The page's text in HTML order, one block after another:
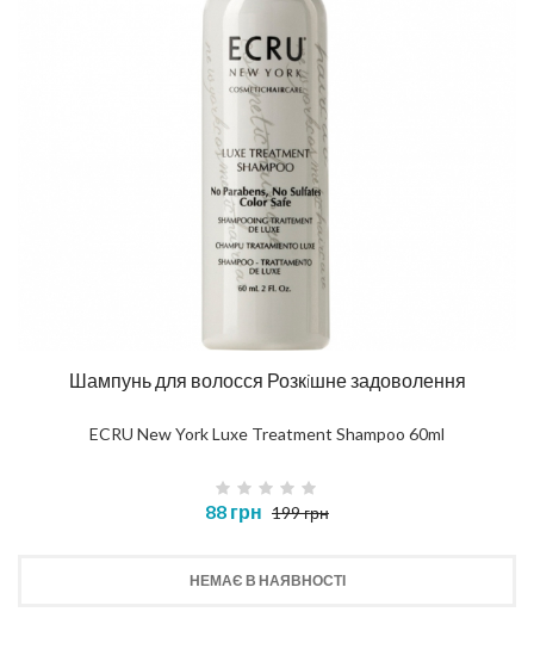
Шампунь для волосся Розкiшне задоволення
ECRU New York Luxe Treatment Shampoo 60ml
88 грн 199 грн
НЕМАЄ В НАЯВНОСТІ